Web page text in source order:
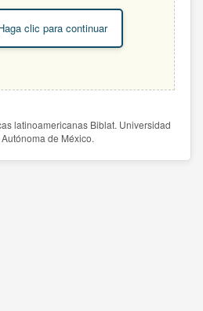
clic para continuar
latinoamericanas Biblat. Universidad
de México.